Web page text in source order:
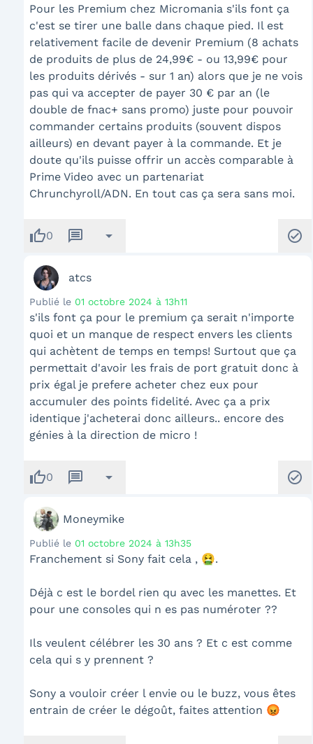
Pour les Premium chez Micromania s'ils font ça
c'est se tirer une balle dans chaque pied. Il est
relativement facile de devenir Premium (8 achats
de produits de plus de 24,99€ - ou 13,99€ pour
les produits dérivés - sur 1 an) alors que je ne vois
pas qui va accepter de payer 30 € par an (le
double de fnac+ sans promo) juste pour pouvoir
commander certains produits (souvent dispos
ailleurs) en devant payer à la commande. Et je
doute qu'ils puisse offrir un accès comparable à
Prime Video avec un partenariat
Chrunchyroll/ADN. En tout cas ça sera sans moi.
thumb_up0 message arrow_drop_down check_circle
atcs
Publié le 01 octobre 2024 à 13h11
s'ils font ça pour le premium ça serait n'importe
quoi et un manque de respect envers les clients
qui achètent de temps en temps! Surtout que ça
permettait d'avoir les frais de port gratuit donc à
prix égal je prefere acheter chez eux pour
accumuler des points fidelité. Avec ça a prix
identique j'acheterai donc ailleurs.. encore des
génies à la direction de micro !
thumb_up0 message arrow_drop_down check_circle
Moneymike
Publié le 01 octobre 2024 à 13h35
Franchement si Sony fait cela , 🤮.
Déjà c est le bordel rien qu avec les manettes. Et
pour une consoles qui n es pas numéroter ??
Ils veulent célébrer les 30 ans ? Et c est comme
cela qui s y prennent ?
Sony a vouloir créer l envie ou le buzz, vous êtes
entrain de créer le dégoût, faites attention 😡